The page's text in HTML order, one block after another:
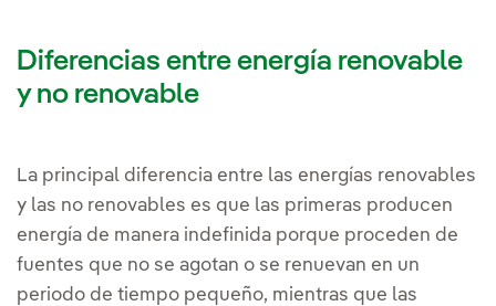
Diferencias entre energía renovable
y no renovable
La principal diferencia entre las energías renovables
y las no renovables es que las primeras producen
energía de manera indefinida porque proceden de
fuentes que no se agotan o se renuevan en un
periodo de tiempo pequeño, mientras que las